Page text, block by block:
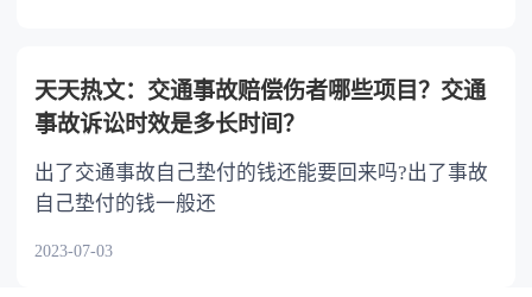
天天热文：交通事故赔偿伤者哪些项目？交通
事故诉讼时效是多长时间？
出了交通事故自己垫付的钱还能要回来吗?出了事故
自己垫付的钱一般还
2023-07-03